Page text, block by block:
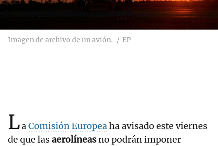
Imagen de archivo de un avión. EP
LaComisión Europeaha avisado este viernes
de que lasaerolíneasno podrán imponer